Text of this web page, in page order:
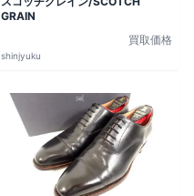
GRAIN
買取価格
shinjyuku